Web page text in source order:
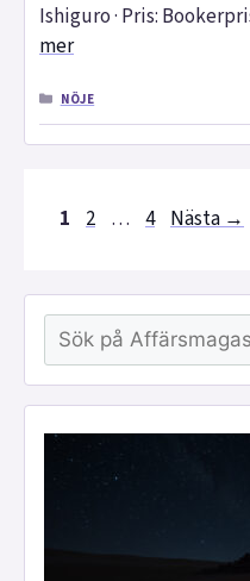
Ishiguro · Pris:
mer
KATEGORIER
NÖJE
Sida
1 Sida
2 … Sida
4 Nästa →
Sök